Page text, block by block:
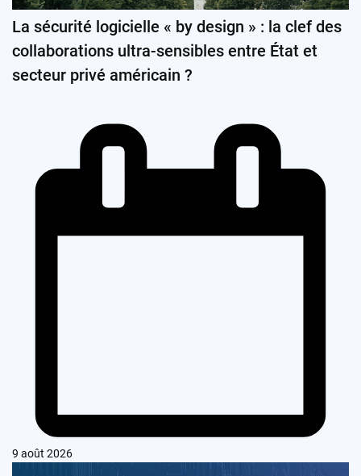
La sécurité logicielle « by design » : la clef des
collaborations ultra-sensibles entre État et
secteur privé américain ?
9 août 2026